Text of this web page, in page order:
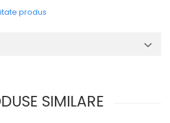
produs
SIMILARE